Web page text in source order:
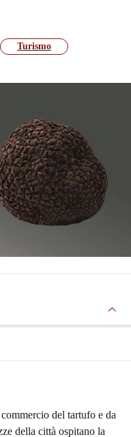
Turismo
del tartufo e da
della città ospitano la